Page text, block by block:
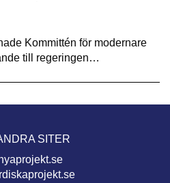
Kommittén för modernare
till regeringen…
SITER